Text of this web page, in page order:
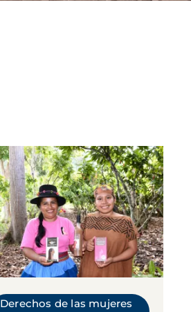
Derechos de las mujeres